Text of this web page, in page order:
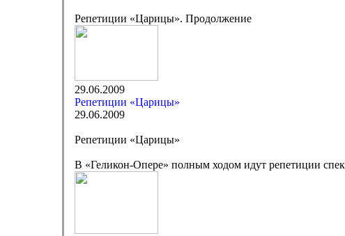
Репетиции «Царицы». Продолжение
29.06.2009
Репетиции «Царицы»
29.06.2009
Репетиции «Царицы»
В «Геликон-Опере» полным ходом идут репетиции